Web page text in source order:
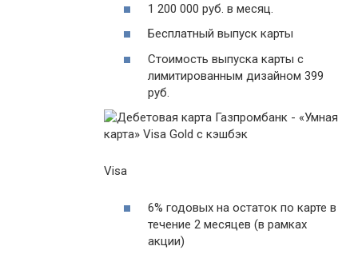
1 200 000 руб. в месяц.
Бесплатный выпуск карты
Стоимость выпуска карты с
лимитированным дизайном 399
руб.
Visa
6% годовых на остаток по карте в
течение 2 месяцев (в рамках
акции)